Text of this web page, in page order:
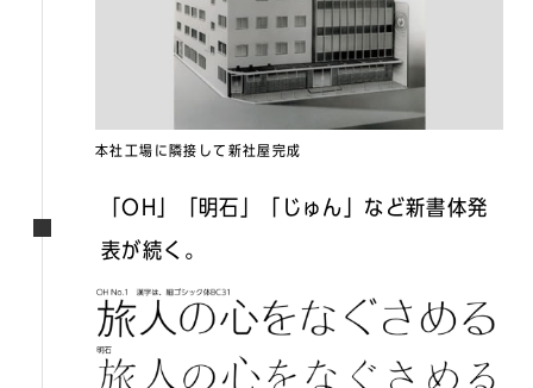
本社工場に隣接して新社屋完成
「OH」「明石」「じゅん」など新書体発
表が続く。